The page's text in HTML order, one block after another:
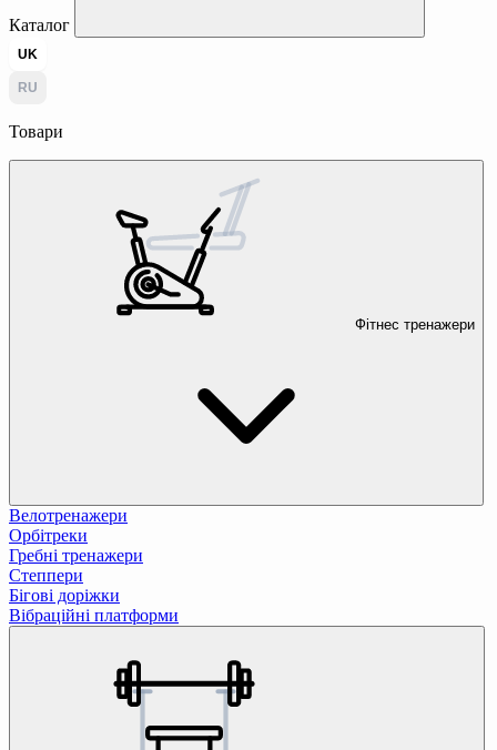
Каталог
UK
RU
Товари
Фітнес тренажери
Велотренажери
Орбітреки
Гребні тренажери
Степпери
Бігові доріжки
Вібраційні платформи